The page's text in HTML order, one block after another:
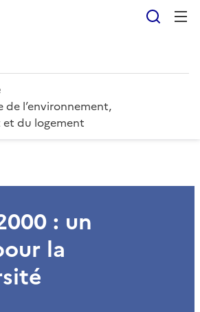
l’environnement,
et du logement
: un
la